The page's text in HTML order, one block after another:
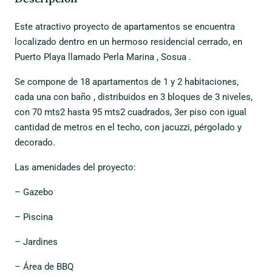
Este atractivo proyecto de apartamentos se encuentra
localizado dentro en un hermoso residencial cerrado, en
Puerto Playa llamado Perla Marina , Sosua .
Se compone de 18 apartamentos de 1 y 2 habitaciones,
cada una con baño , distribuidos en 3 bloques de 3 niveles,
con 70 mts2 hasta 95 mts2 cuadrados, 3er piso con igual
cantidad de metros en el techo, con jacuzzi, pérgolado y
decorado.
Las amenidades del proyecto:
– Gazebo
– Piscina
– Jardines
– Área de BBQ